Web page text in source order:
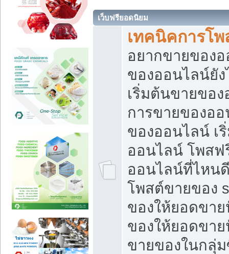
เว็บฟรียอดนิยม
เทคนิคการโ
อยากขายของ
ของออนไลน์ยั
เริ่มต้นขายของ
การขายของอ
ของออนไลน์ เ
ออนไลน์ โพสฟ
ออนไลน์ที่ไหน
โพสต์ขายของ
ของให้ยอดขา
ของให้ยอดขา
ขายของในกลุ่